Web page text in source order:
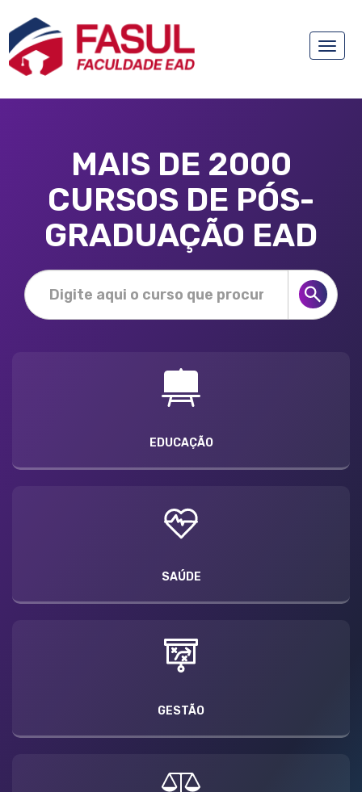
Toggle
MAIS DE 2000
CURSOS DE PÓS-
GRADUAÇÃO EAD
EDUCAÇÃO
SAÚDE
GESTÃO